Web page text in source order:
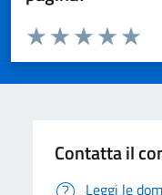
Domanda
Valuta da 1 a 5 stelle la
Valuta 4
Valuta 3
Valuta 2 stelle su
Valuta 1 stelle su 5
Contatta il
Leggi le